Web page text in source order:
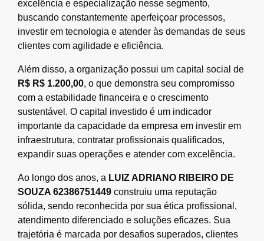
excelência e especialização nesse segmento,
buscando constantemente aperfeiçoar processos,
investir em tecnologia e atender às demandas de seus
clientes com agilidade e eficiência.
Além disso, a organização possui um capital social de
R$ R$ 1.200,00, o que demonstra seu compromisso
com a estabilidade financeira e o crescimento
sustentável. O capital investido é um indicador
importante da capacidade da empresa em investir em
infraestrutura, contratar profissionais qualificados,
expandir suas operações e atender com excelência.
Ao longo dos anos, a LUIZ ADRIANO RIBEIRO DE
SOUZA 62386751449 construiu uma reputação
sólida, sendo reconhecida por sua ética profissional,
atendimento diferenciado e soluções eficazes. Sua
trajetória é marcada por desafios superados, clientes